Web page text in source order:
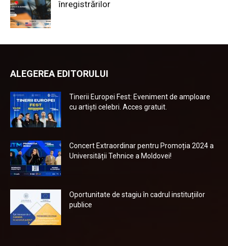
înregistrărilor
ALEGEREA EDITORULUI
Tinerii Europei Fest: Eveniment de amploare
cu artiști celebri. Acces gratuit.
Concert Extraordinar pentru Promoția 2024 a
Universității Tehnice a Moldovei!
Oportunitate de stagiu în cadrul instituțiilor
publice